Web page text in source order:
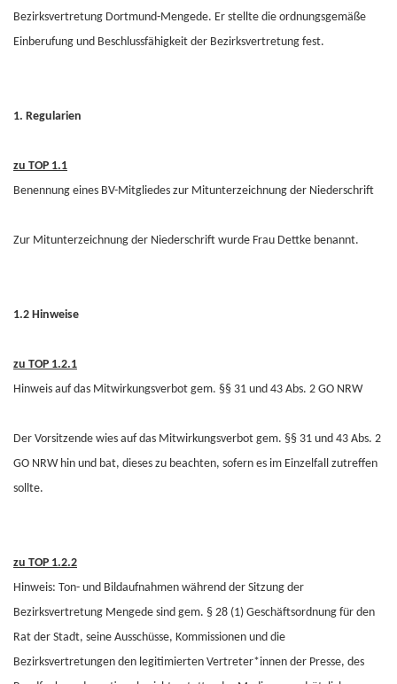
Bezirksvertretung Dortmund-Mengede. Er stellte die ordnungsgemäße
Einberufung und Beschlussfähigkeit der Bezirksvertretung fest.
1. Regularien
zu TOP 1.1
Benennung eines BV-Mitgliedes zur Mitunterzeichnung der Niederschrift
Zur Mitunterzeichnung der Niederschrift wurde Frau Dettke benannt.
1.2 Hinweise
zu TOP 1.2.1
Hinweis auf das Mitwirkungsverbot gem. §§ 31 und 43 Abs. 2 GO NRW
Der Vorsitzende wies auf das Mitwirkungsverbot gem. §§ 31 und 43 Abs. 2
GO NRW hin und bat, dieses zu beachten, sofern es im Einzelfall zutreffen
sollte.
zu TOP 1.2.2
Hinweis: Ton- und Bildaufnahmen während der Sitzung der
Bezirksvertretung Mengede sind gem. § 28 (1) Geschäftsordnung für den
Rat der Stadt, seine Ausschüsse, Kommissionen und die
Bezirksvertretungen den legitimierten Vertreter*innen der Presse, des